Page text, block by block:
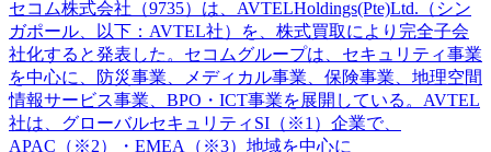
セコム株式会社（9735）は、AVTELHoldings(Pte)Ltd.（シン
ガポール、以下：AVTEL社）を、株式買取により完全子会
社化すると発表した。セコムグループは、セキュリティ事業
を中心に、防災事業、メディカル事業、保険事業、地理空間
情報サービス事業、BPO・ICT事業を展開している。AVTEL
社は、グローバルセキュリティSI（※1）企業で、
APAC（※2）・EMEA（※3）地域を中心に